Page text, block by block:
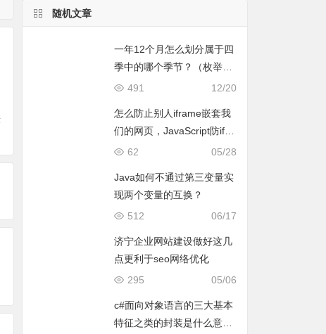
文件及目录的名字可
以修改吗？c#修改文
件及目录名字完整源
代码
随机文章
一年12个月怎么划分属于四
季中的哪个季节？（枚举en
um简单应用）-c#编程小实
12/20
491
怎么防止别人iframe嵌套我
们的网页，JavaScript防ifra
me嵌套方法
05/28
62
Java如何不通过第三变量实
现两个变量的互换？
06/17
512
济宁企业网站建设做好这几
点更利于seo网络优化
05/06
295
c#面向对象语言的三大基本
特征之类的封装是什么意